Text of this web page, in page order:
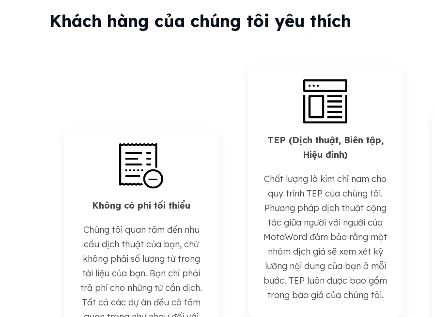
Khách hàng của chúng tôi yêu thích
Không có phí tối thiểu
Chúng tôi quan tâm đến nhu
cầu dịch thuật của bạn, chứ
không phải số lượng từ trong
tài liệu của bạn. Bạn chỉ phải
trả phí cho những từ cần dịch.
Tất cả các dự án đều có tầm
TEP (Dịch thuật, Biên tập,
Hiệu đính)
Chất lượng là kim chỉ nam cho
quy trình TEP của chúng tôi.
Phương pháp dịch thuật cộng
tác giữa người với người của
MotaWord đảm bảo rằng một
nhóm dịch giả sẽ xem xét kỹ
lưỡng nội dung của bạn ở mỗi
bước. TEP luôn được bao gồm
trong báo giá của chúng tôi.